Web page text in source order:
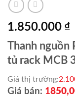
1.850.000 ₫
Thanh nguồn
tủ rack MCB
Giá thị trường:
Giá bán: 1